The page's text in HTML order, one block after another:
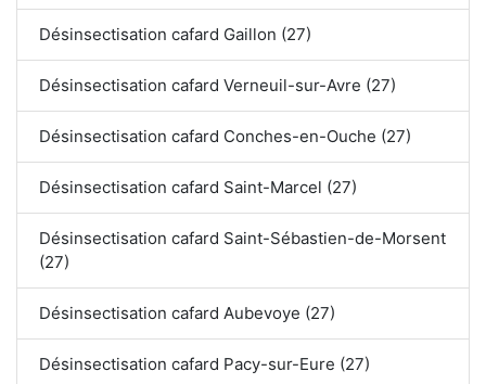
Désinsectisation cafard Gaillon (27)
Désinsectisation cafard Verneuil-sur-Avre (27)
Désinsectisation cafard Conches-en-Ouche (27)
Désinsectisation cafard Saint-Marcel (27)
Désinsectisation cafard Saint-Sébastien-de-Morsent
(27)
Désinsectisation cafard Aubevoye (27)
Désinsectisation cafard Pacy-sur-Eure (27)